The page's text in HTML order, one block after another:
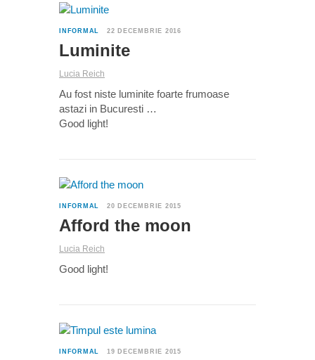
INFORMAL 22 DECEMBRIE 2016
Luminite
Lucia Reich
Au fost niste luminite foarte frumoase
astazi in Bucuresti …
Good light!
INFORMAL 20 DECEMBRIE 2015
Afford the moon
Lucia Reich
Good light!
INFORMAL 19 DECEMBRIE 2015